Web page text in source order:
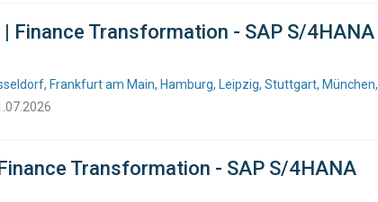
Finance Transformation - SAP S/4HANA
Frankfurt am Main, Hamburg, Leipzig, Stuttgart, München,
Transformation - SAP S/4HANA